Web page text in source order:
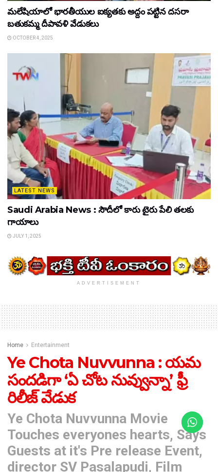
మలేషియాలో భారతీయుల ఐక్యతకు అద్దం పట్టిన దసరా
బతుకమ్మ దీపావళి వేడుకలు
OCTOBER 4, 2025
LATEST NEWS
Saudi Arabia News : సౌదీలో కారు టైరు పేలి తలకు
గాయాలు
JULY 1, 2025
ADVERTISEMENT
Home Entertainment
Ye Chota Nuvvunna : యమ
సందడిగా ‘ఏ చోట నువ్వున్నా’ ఫ్రీ
రిలీజ్ వేడుక
Ye Chota Nuvvunna Movie
Touches everyones hearts, Says
Guests at it's Pre release Event,
director SV Pasalapudi, Film